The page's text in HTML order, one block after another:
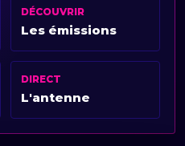
DÉCOUVRIR
Les émissions
DIRECT
L'antenne